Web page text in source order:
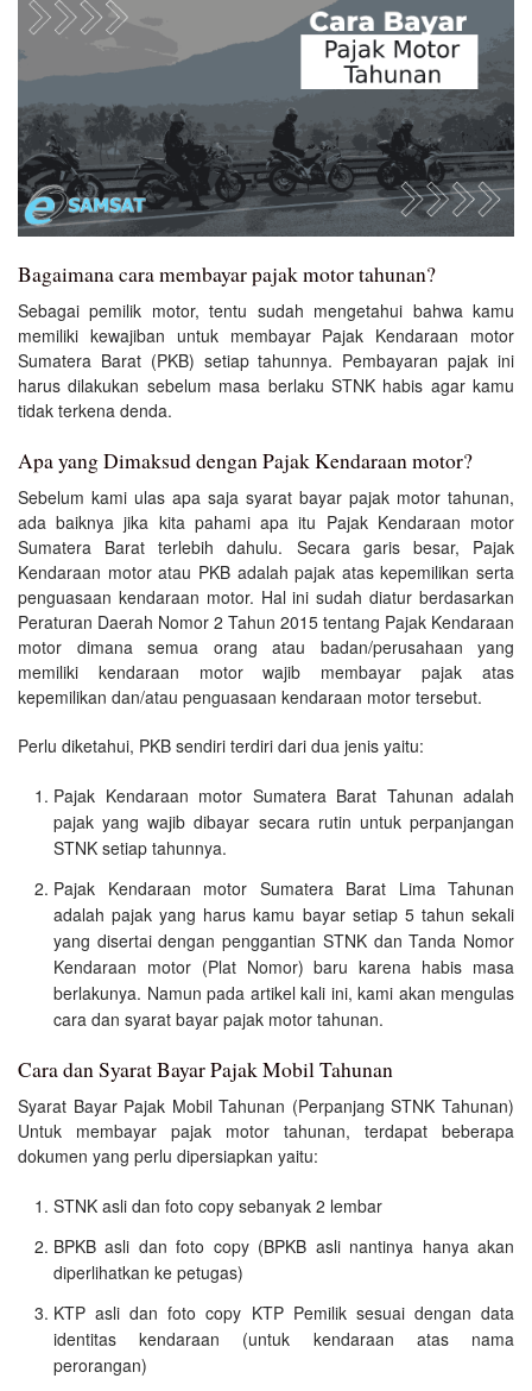
Bagaimana cara membayar pajak motor tahunan?
Sebagai pemilik motor, tentu sudah mengetahui bahwa kamu
memiliki kewajiban untuk membayar Pajak Kendaraan motor
Sumatera Barat (PKB) setiap tahunnya. Pembayaran pajak ini
harus dilakukan sebelum masa berlaku STNK habis agar kamu
tidak terkena denda.
Apa yang Dimaksud dengan Pajak Kendaraan motor?
Sebelum kami ulas apa saja syarat bayar pajak motor tahunan,
ada baiknya jika kita pahami apa itu Pajak Kendaraan motor
Sumatera Barat terlebih dahulu. Secara garis besar, Pajak
Kendaraan motor atau PKB adalah pajak atas kepemilikan serta
penguasaan kendaraan motor. Hal ini sudah diatur berdasarkan
Peraturan Daerah Nomor 2 Tahun 2015 tentang Pajak Kendaraan
motor dimana semua orang atau badan/perusahaan yang
memiliki kendaraan motor wajib membayar pajak atas
kepemilikan dan/atau penguasaan kendaraan motor tersebut.
Perlu diketahui, PKB sendiri terdiri dari dua jenis yaitu:
Pajak Kendaraan motor Sumatera Barat Tahunan adalah
pajak yang wajib dibayar secara rutin untuk perpanjangan
STNK setiap tahunnya.
Pajak Kendaraan motor Sumatera Barat Lima Tahunan
adalah pajak yang harus kamu bayar setiap 5 tahun sekali
yang disertai dengan penggantian STNK dan Tanda Nomor
Kendaraan motor (Plat Nomor) baru karena habis masa
berlakunya. Namun pada artikel kali ini, kami akan mengulas
cara dan syarat bayar pajak motor tahunan.
Cara dan Syarat Bayar Pajak Mobil Tahunan
Syarat Bayar Pajak Mobil Tahunan (Perpanjang STNK Tahunan)
Untuk membayar pajak motor tahunan, terdapat beberapa
dokumen yang perlu dipersiapkan yaitu:
STNK asli dan foto copy sebanyak 2 lembar
BPKB asli dan foto copy (BPKB asli nantinya hanya akan
diperlihatkan ke petugas)
KTP asli dan foto copy KTP Pemilik sesuai dengan data
identitas kendaraan (untuk kendaraan atas nama
perorangan)